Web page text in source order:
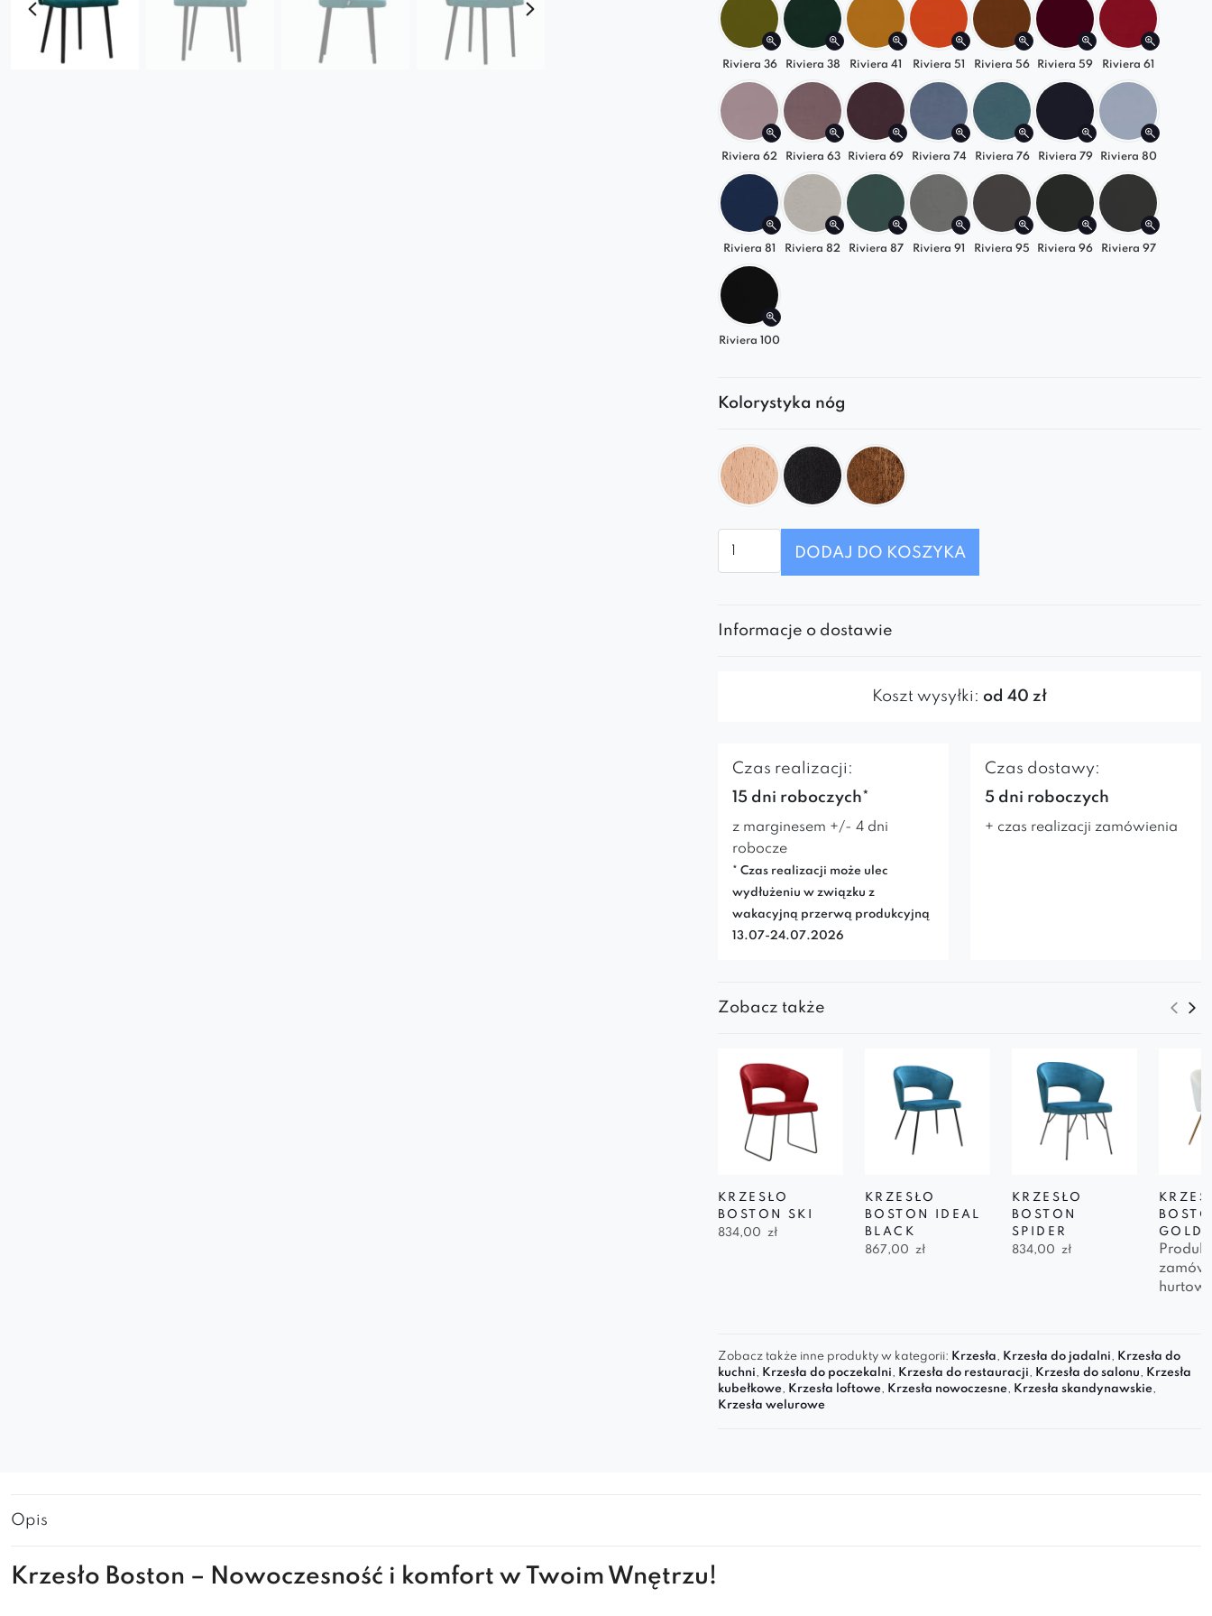
Riviera 36 Riviera 38 Riviera 41 Riviera 51 Riviera 56 Riviera 59 Riviera 61
Riviera 62 Riviera 63 Riviera 69 Riviera 74 Riviera 76 Riviera 79 Riviera 80
Riviera 81 Riviera 82 Riviera 87 Riviera 91 Riviera 95 Riviera 96 Riviera 97
Riviera 100
Kolorystyka nóg
Krzesło
DODAJ DO KOSZYKA
Informacje o dostawie
Koszt wysyłki: od 40 zł
Czas realizacji:
15 dni roboczych*
z marginesem +/- 4 dni
robocze
* Czas realizacji może ulec
wydłużeniu w związku z
wakacyjną przerwą produkcyjną
13.07-24.07.2026
Czas dostawy:
5 dni roboczych
+ czas realizacji zamówienia
Zobacz także
KRZESŁO
BOSTON SKI
834,00
zł
KRZESŁO
BOSTON IDEAL
BLACK
867,00
zł
KRZESŁO
BOSTON
SPIDER
834,00
zł
GOLD
Zobacz także inne produkty w kategorii: Krzesła, Krzesła do jadalni, Krzesła do
kuchni, Krzesła do poczekalni, Krzesła do restauracji, Krzesła do salonu, Krzesła
kubełkowe, Krzesła loftowe, Krzesła nowoczesne, Krzesła skandynawskie,
Krzesła welurowe
Opis
Krzesło Boston – Nowoczesność i komfort w Twoim Wnętrzu!